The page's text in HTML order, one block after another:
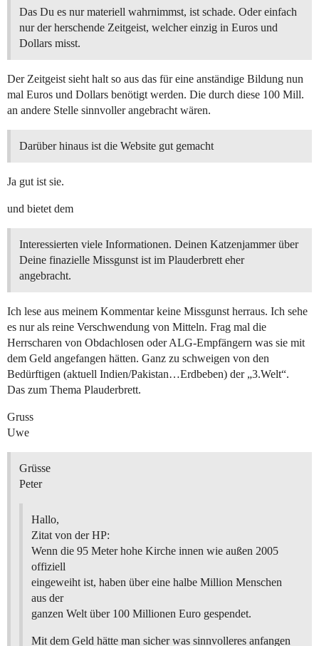
Das Du es nur materiell wahrnimmst, ist schade. Oder einfach
nur der herschende Zeitgeist, welcher einzig in Euros und
Dollars misst.
Der Zeitgeist sieht halt so aus das für eine anständige Bildung nun
mal Euros und Dollars benötigt werden. Die durch diese 100 Mill.
an andere Stelle sinnvoller angebracht wären.
Darüber hinaus ist die Website gut gemacht
Ja gut ist sie.
und bietet dem
Interessierten viele Informationen. Deinen Katzenjammer über
Deine finazielle Missgunst ist im Plauderbrett eher
angebracht.
Ich lese aus meinem Kommentar keine Missgunst herraus. Ich sehe
es nur als reine Verschwendung von Mitteln. Frag mal die
Herrscharen von Obdachlosen oder ALG-Empfängern was sie mit
dem Geld angefangen hätten. Ganz zu schweigen von den
Bedürftigen (aktuell Indien/Pakistan…Erdbeben) der „3.Welt“.
Das zum Thema Plauderbrett.
Gruss
Uwe
Grüsse
Peter
Hallo,
Zitat von der HP:
Wenn die 95 Meter hohe Kirche innen wie außen 2005
offiziell
eingeweiht ist, haben über eine halbe Million Menschen
aus der
ganzen Welt über 100 Millionen Euro gespendet.
Mit dem Geld hätte man sicher was sinnvolleres anfangen